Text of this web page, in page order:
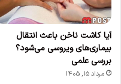
آیا کاشت ناخن باعث انتقال
بیماری‌های ویروسی می‌شود؟
بررسی علمی
مرداد 15, 1405